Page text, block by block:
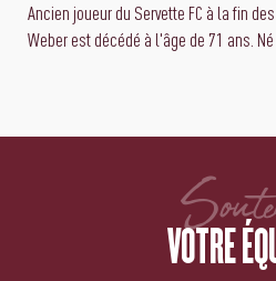
Ancien joueur du Servette FC à la fin
Weber est décédé à l'âge de 71 ans. Né
VOTRE